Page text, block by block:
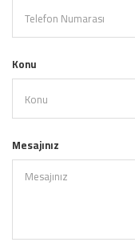
Konu
Mesajınız